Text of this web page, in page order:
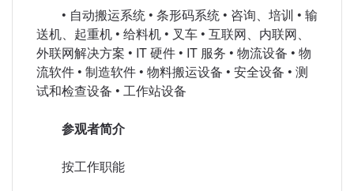
• 自动搬运系统 • 条形码系统 • 咨询、培训 • 输
送机、起重机 • 给料机 • 叉车 • 互联网、内联网、
外联网解决方案 • IT 硬件 • IT 服务 • 物流设备 • 物
流软件 • 制造软件 • 物料搬运设备 • 安全设备 • 测
试和检查设备 • 工作站设备
参观者简介
按工作职能